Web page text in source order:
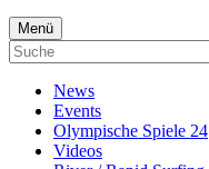
Menü
News
Events
Olympische Spiele 24
Videos